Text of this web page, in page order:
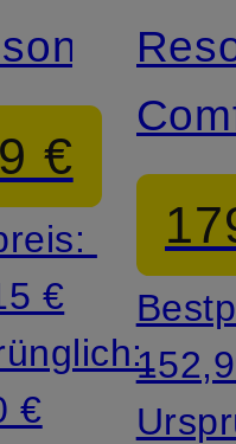
€
€
€
Fit